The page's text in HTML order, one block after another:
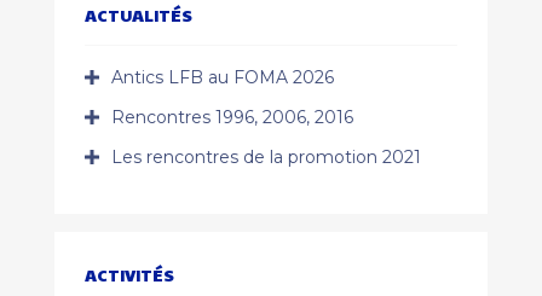
ACTUALITÉS
Antics LFB au FOMA 2026
Rencontres 1996, 2006, 2016
Les rencontres de la promotion 2021
ACTIVITÉS